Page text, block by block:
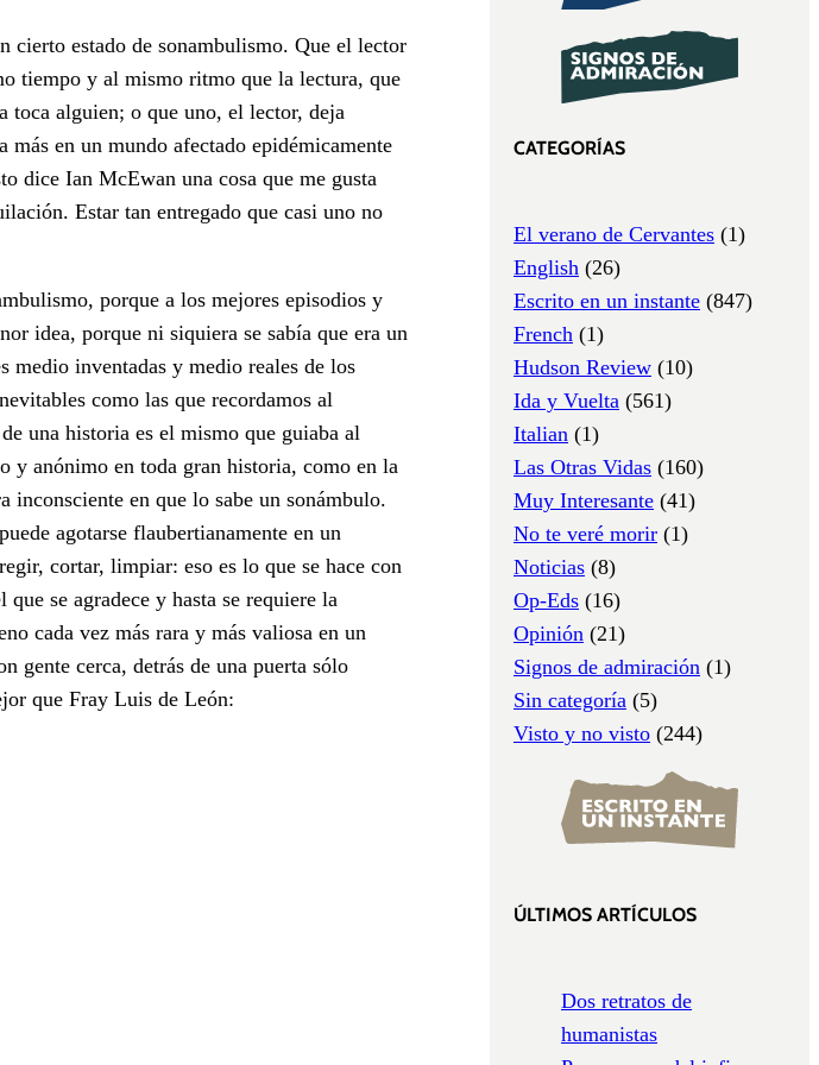
cierto estado de sonambulismo. Que el lector
tiempo y al mismo ritmo que la lectura, que
toca alguien; o que uno, el lector, deja
en un mundo afectado epidémicamente
dice Ian McEwan una cosa que me gusta
Estar tan entregado que casi uno no
porque a los mejores episodios y
idea, porque ni siquiera se sabía que era un
medio inventadas y medio reales de los
como las que recordamos al
una historia es el mismo que guiaba al
y anónimo en toda gran historia, como en la
inconsciente en que lo sabe un sonámbulo.
agotarse flaubertianamente en un
cortar, limpiar: eso es lo que se hace con
se agradece y hasta se requiere la
cada vez más rara y más valiosa en un
gente cerca, detrás de una puerta sólo
que Fray Luis de León:
CATEGORÍAS
El verano de Cervantes (1)
English (26)
Escrito en un instante (847)
French (1)
Hudson Review (10)
Ida y Vuelta (561)
Italian (1)
Las Otras Vidas (160)
Muy Interesante (41)
No te veré morir (1)
Noticias (8)
Op-Eds (16)
Opinión (21)
Signos de admiración (1)
Sin categoría (5)
Visto y no visto (244)
ÚLTIMOS ARTÍCULOS
Dos retratos de
humanistas